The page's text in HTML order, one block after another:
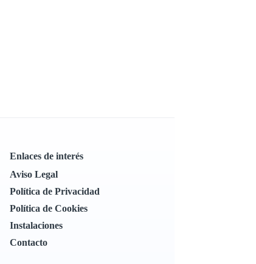
Enlaces de interés
Aviso Legal
Política de Privacidad
Política de Cookies
Instalaciones
Contacto